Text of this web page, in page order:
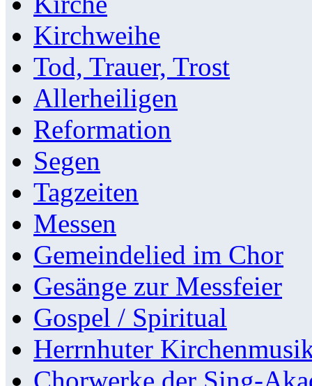
Kirchweihe
Tod, Trauer, Trost
Allerheiligen
Reformation
Segen
Tagzeiten
Messen
Gemeindelied im Chor
Gesänge zur Messfeier
Gospel / Spiritual
Herrnhuter